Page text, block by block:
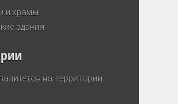
и храмы
здания
на Территории: